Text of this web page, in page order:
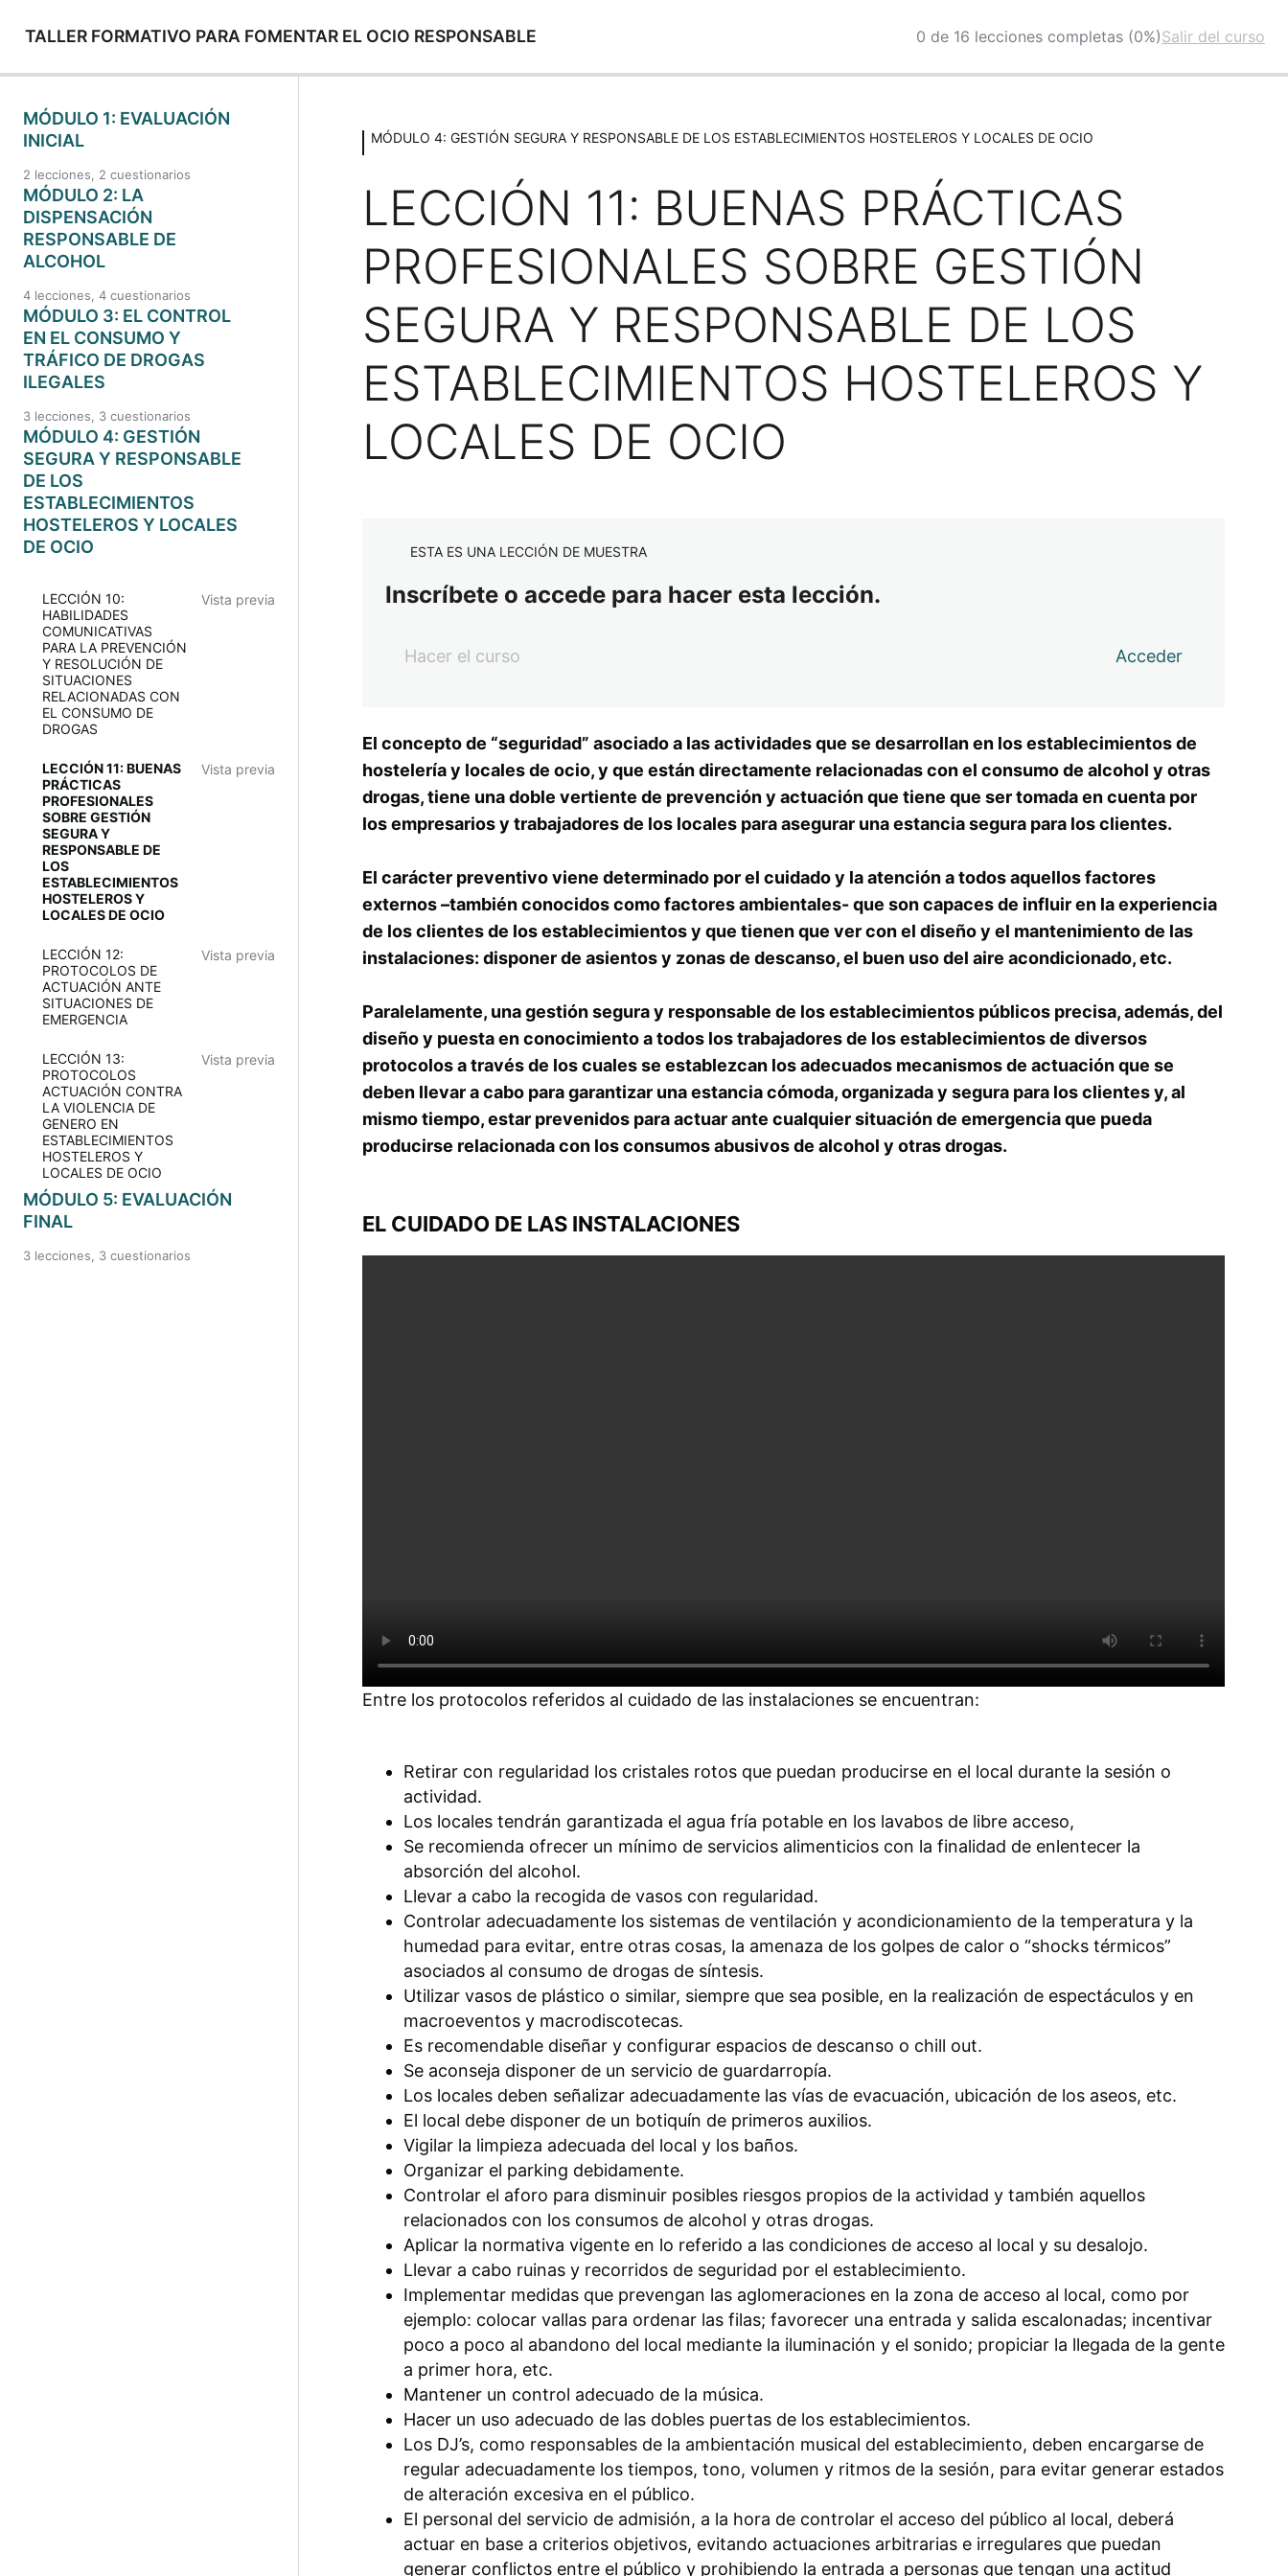
TALLER FORMATIVO PARA FOMENTAR EL OCIO RESPONSABLE 0 de 16 lecciones completas (0%)Salir del curso
MÓDULO 1: EVALUACIÓN
INICIAL
2 lecciones, 2 cuestionarios
MÓDULO 2: LA
DISPENSACIÓN
RESPONSABLE DE
ALCOHOL
4 lecciones, 4 cuestionarios
MÓDULO 3: EL CONTROL
EN EL CONSUMO Y
TRÁFICO DE DROGAS
ILEGALES
3 lecciones, 3 cuestionarios
MÓDULO 4: GESTIÓN
SEGURA Y RESPONSABLE
DE LOS
ESTABLECIMIENTOS
HOSTELEROS Y LOCALES
DE OCIO
LECCIÓN 10:
HABILIDADES
COMUNICATIVAS
PARA LA PREVENCIÓN
Y RESOLUCIÓN DE
SITUACIONES
RELACIONADAS CON
EL CONSUMO DE
DROGAS
Vista previa
LECCIÓN 11: BUENAS
PRÁCTICAS
PROFESIONALES
SOBRE GESTIÓN
SEGURA Y
RESPONSABLE DE
LOS
ESTABLECIMIENTOS
HOSTELEROS Y
LOCALES DE OCIO
Vista previa
LECCIÓN 12:
PROTOCOLOS DE
ACTUACIÓN ANTE
SITUACIONES DE
EMERGENCIA
Vista previa
LECCIÓN 13:
PROTOCOLOS
ACTUACIÓN CONTRA
LA VIOLENCIA DE
GENERO EN
ESTABLECIMIENTOS
HOSTELEROS Y
LOCALES DE OCIO
Vista previa
MÓDULO 5: EVALUACIÓN
FINAL
3 lecciones, 3 cuestionarios
MÓDULO 4: GESTIÓN SEGURA Y RESPONSABLE DE LOS ESTABLECIMIENTOS HOSTELEROS Y LOCALES DE OCIO
LECCIÓN 11: BUENAS PRÁCTICAS
PROFESIONALES SOBRE GESTIÓN
SEGURA Y RESPONSABLE DE LOS
ESTABLECIMIENTOS HOSTELEROS Y
LOCALES DE OCIO
ESTA ES UNA LECCIÓN DE MUESTRA
Inscríbete o accede para hacer esta lección.
Hacer el curso Acceder
El concepto de “seguridad” asociado a las actividades que se desarrollan en los establecimientos de
hostelería y locales de ocio, y que están directamente relacionadas con el consumo de alcohol y otras
drogas, tiene una doble vertiente de prevención y actuación que tiene que ser tomada en cuenta por
los empresarios y trabajadores de los locales para asegurar una estancia segura para los clientes.
El carácter preventivo viene determinado por el cuidado y la atención a todos aquellos factores
externos –también conocidos como factores ambientales- que son capaces de influir en la experiencia
de los clientes de los establecimientos y que tienen que ver con el diseño y el mantenimiento de las
instalaciones: disponer de asientos y zonas de descanso, el buen uso del aire acondicionado, etc.
Paralelamente, una gestión segura y responsable de los establecimientos públicos precisa, además, del
diseño y puesta en conocimiento a todos los trabajadores de los establecimientos de diversos
protocolos a través de los cuales se establezcan los adecuados mecanismos de actuación que se
deben llevar a cabo para garantizar una estancia cómoda, organizada y segura para los clientes y, al
mismo tiempo, estar prevenidos para actuar ante cualquier situación de emergencia que pueda
producirse relacionada con los consumos abusivos de alcohol y otras drogas.
EL CUIDADO DE LAS INSTALACIONES
Entre los protocolos referidos al cuidado de las instalaciones se encuentran:
Retirar con regularidad los cristales rotos que puedan producirse en el local durante la sesión o
actividad.
Los locales tendrán garantizada el agua fría potable en los lavabos de libre acceso,
Se recomienda ofrecer un mínimo de servicios alimenticios con la finalidad de enlentecer la
absorción del alcohol.
Llevar a cabo la recogida de vasos con regularidad.
Controlar adecuadamente los sistemas de ventilación y acondicionamiento de la temperatura y la
humedad para evitar, entre otras cosas, la amenaza de los golpes de calor o “shocks térmicos”
asociados al consumo de drogas de síntesis.
Utilizar vasos de plástico o similar, siempre que sea posible, en la realización de espectáculos y en
macroeventos y macrodiscotecas.
Es recomendable diseñar y configurar espacios de descanso o chill out.
Se aconseja disponer de un servicio de guardarropía.
Los locales deben señalizar adecuadamente las vías de evacuación, ubicación de los aseos, etc.
El local debe disponer de un botiquín de primeros auxilios.
Vigilar la limpieza adecuada del local y los baños.
Organizar el parking debidamente.
Controlar el aforo para disminuir posibles riesgos propios de la actividad y también aquellos
relacionados con los consumos de alcohol y otras drogas.
Aplicar la normativa vigente en lo referido a las condiciones de acceso al local y su desalojo.
Llevar a cabo ruinas y recorridos de seguridad por el establecimiento.
Implementar medidas que prevengan las aglomeraciones en la zona de acceso al local, como por
ejemplo: colocar vallas para ordenar las filas; favorecer una entrada y salida escalonadas; incentivar
poco a poco al abandono del local mediante la iluminación y el sonido; propiciar la llegada de la gente
a primer hora, etc.
Mantener un control adecuado de la música.
Hacer un uso adecuado de las dobles puertas de los establecimientos.
Los DJ’s, como responsables de la ambientación musical del establecimiento, deben encargarse de
regular adecuadamente los tiempos, tono, volumen y ritmos de la sesión, para evitar generar estados
de alteración excesiva en el público.
El personal del servicio de admisión, a la hora de controlar el acceso del público al local, deberá
actuar en base a criterios objetivos, evitando actuaciones arbitrarias e irregulares que puedan
generar conflictos entre el público y prohibiendo la entrada a personas que tengan una actitud